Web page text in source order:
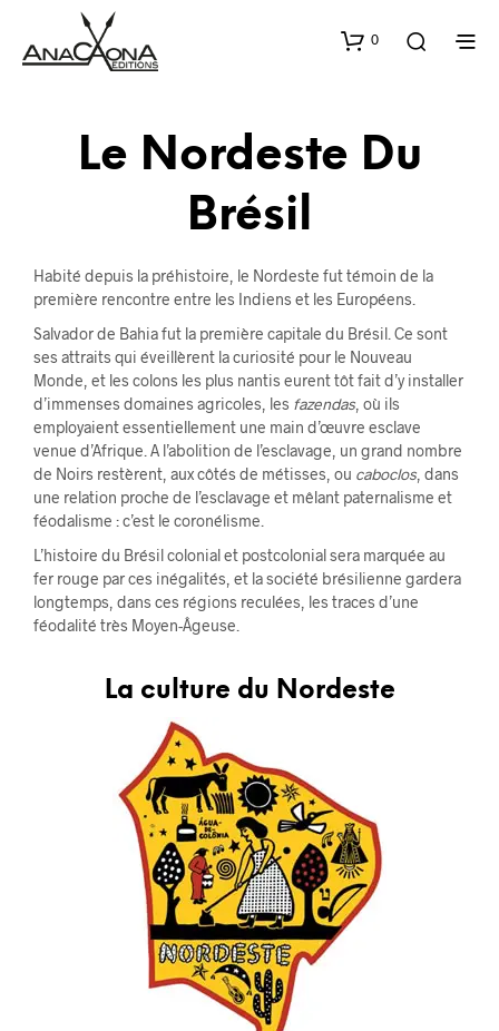
0
Le Nordeste Du
Brésil
Habité depuis la préhistoire, le Nordeste fut témoin de la
première rencontre entre les Indiens et les Européens.
Salvador de Bahia fut la première capitale du Brésil. Ce sont
ses attraits qui éveillèrent la curiosité pour le Nouveau
Monde, et les colons les plus nantis eurent tôt fait d’y installer
d’immenses domaines agricoles, les fazendas , où ils
employaient essentiellement une main d’œuvre esclave
venue d’Afrique. A l’abolition de l’esclavage, un grand nombre
de Noirs restèrent, aux côtés de métisses, ou caboclos , dans
une relation proche de l’esclavage et mêlant paternalisme et
féodalisme : c’est le coronélisme.
L’histoire du Brésil colonial et postcolonial sera marquée au
fer rouge par ces inégalités, et la société brésilienne gardera
longtemps, dans ces régions reculées, les traces d’une
féodalité très Moyen-Âgeuse.
La culture du Nordeste